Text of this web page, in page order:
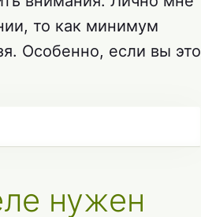
то как минимум
Особенно, если вы это
нужен